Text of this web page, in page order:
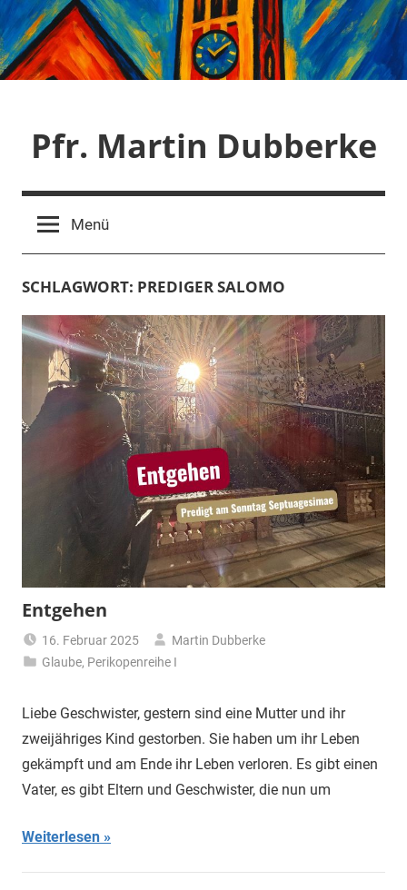
Zum
Inhalt
springen
Pfr. Martin Dubberke
Menü
SCHLAGWORT: PREDIGER SALOMO
Entgehen
16. Februar 2025
Martin Dubberke
Glaube, Perikopenreihe I
Liebe Geschwister, gestern sind eine Mutter und ihr
zweijähriges Kind gestorben. Sie haben um ihr Leben
gekämpft und am Ende ihr Leben verloren. Es gibt einen
Vater, es gibt Eltern und Geschwister, die nun um
Weiterlesen